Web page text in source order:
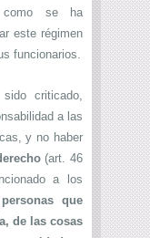
se ha
este régimen
funcionarios.
criticado,
a las
y no haber
(art. 46
a los
personas que
de las cosas